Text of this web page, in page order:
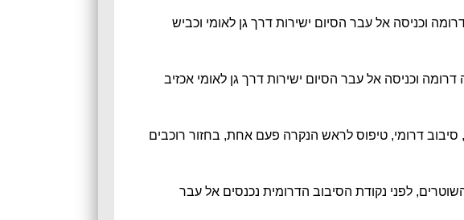
דרומה וכניסה אל עבר הסיום ישירות דרך גן לאומי וכביש
וכניסה אל עבר הסיום ישירות דרך גן לאומי אכזיב
סיבוב דרומי, טיפוס לראש הנקרה פעם אחת, בחזור רוכבים
קרנות השוטרים, לפני נקודת הסיבוב הדרומית נכנסים אל עבר